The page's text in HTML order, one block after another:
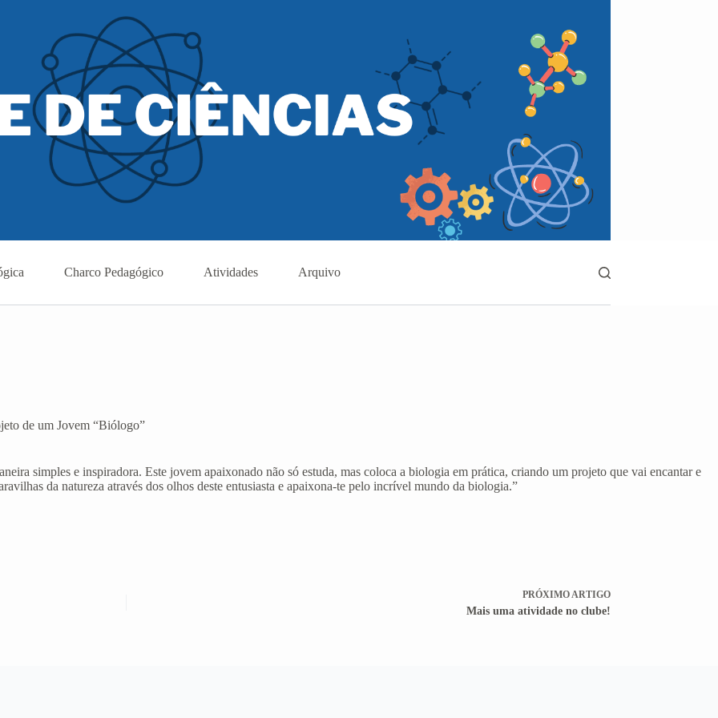
Charco Pedagógico Atividades Arquivo
de um Jovem “Biólogo”
simples e inspiradora. Este jovem apaixonado não só estuda, mas coloca a biologia em prática, criando um projeto que vai encantar e
da natureza através dos olhos deste entusiasta e apaixona-te pelo incrível mundo da biologia.”
PRÓXIMOARTIGO
Mais uma atividade no clube!